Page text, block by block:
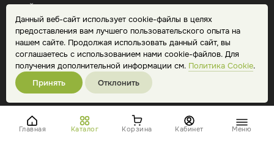
Данный веб-сайт использует cookie-файлы в целях
предоставления вам лучшего пользовательского опыта на
нашем сайте. Продолжая использовать данный сайт, вы
соглашаетесь с использованием нами cookie-файлов. Для
получения дополнительной информации см. Политика Cookie.
Принять
Отклонить
Главная Каталог Корзина Кабинет Меню
на сайт.
Карта сайта
Политика конфиденциальности
Публичная оферта
Обработка персональных данных